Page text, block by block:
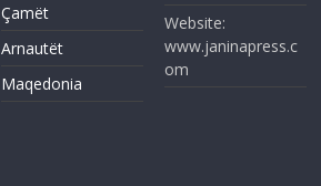
Çamët
Arnautët
Maqedonia
Website:
www.janinapress.c
om